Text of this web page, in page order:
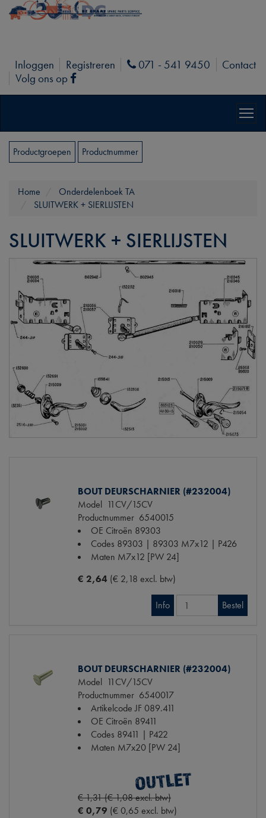
Inloggen Registreren Phone
071 - 541 9450
Contact
Volg ons op
Facebook
Productgroepen Productnummer
Home
Onderdelenboek TA
SLUITWERK + SIERLIJSTEN
SLUITWERK + SIERLIJSTEN
BOUT DEURSCHARNIER (#232004)
Model 11CV/15CV
Productnummer 6540015
OE Citroën 89303
Codes 89303 | 89303 M7x12 | P426
Maten M7x12 [PW 24]
€ 2,64 (€ 2,18 excl. btw)
Info Bestel
BOUT DEURSCHARNIER (#232004)
Model 11CV/15CV
Productnummer 6540017
Artikelcode JF089.411
OE Citroën 89411
Codes 89411 | P422
Maten M7x20 [PW 24]
€ 1,31 (€ 1,08 excl. btw)
€ 0,79 (€ 0,65 excl. btw)